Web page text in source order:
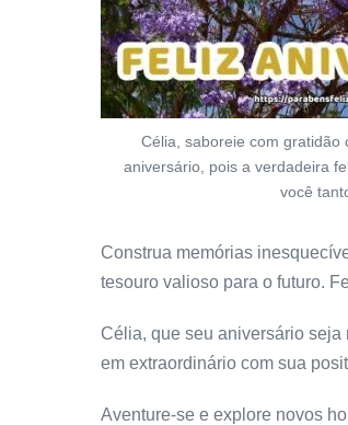
Célia, saboreie com gratidão
aniversário, pois a verdadeira
você
Construa memórias
tesouro valioso para o futuro.
Célia, que seu aniversário seja
em extraordinário com sua
Aventure-se e explore novos